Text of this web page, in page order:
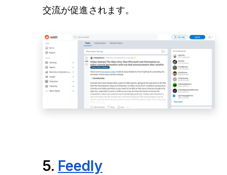
交流が促進されます。
5. Feedly